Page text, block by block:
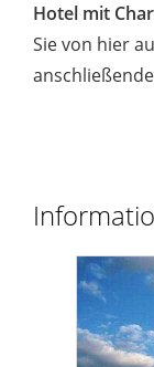
Hotel mit
Sie von hier